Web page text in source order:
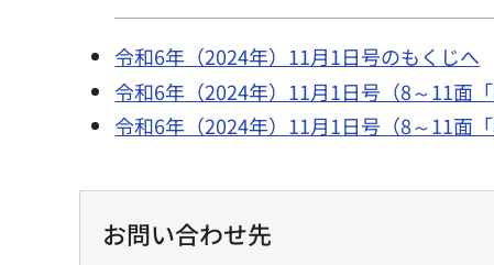
令和6年（2024年）11月1日号のもくじへ
令和6年（2024年）11月1日号（8～11面
令和6年（2024年）11月1日号（8～11面
お問い合わせ先